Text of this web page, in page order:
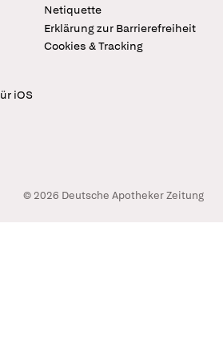
Netiquette
Erklärung zur Barrierefreiheit
Cookies & Tracking
iOS
© 2026 Deutsche Apotheker Zeitung